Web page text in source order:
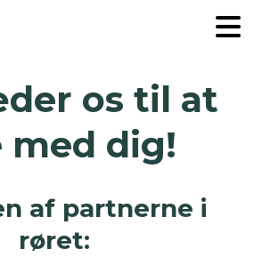
os til at
med dig!
af partnerne i
røret: